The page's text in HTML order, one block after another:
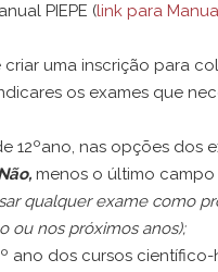
PIEPE (link para
criar uma inscrição para
os exames que
12ºano, nas opções dos
menos o último campo
qualquer exame como
ou nos próximos anos);
ano dos cursos